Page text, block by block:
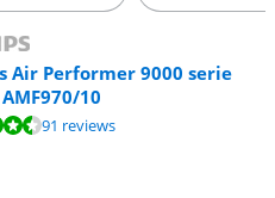
Air Performer 9000 serie
10
op 91 reviews.
91 reviews